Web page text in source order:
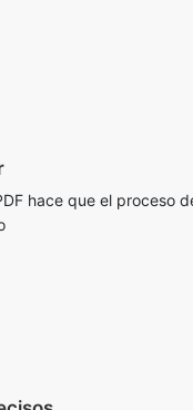
hace que el proceso